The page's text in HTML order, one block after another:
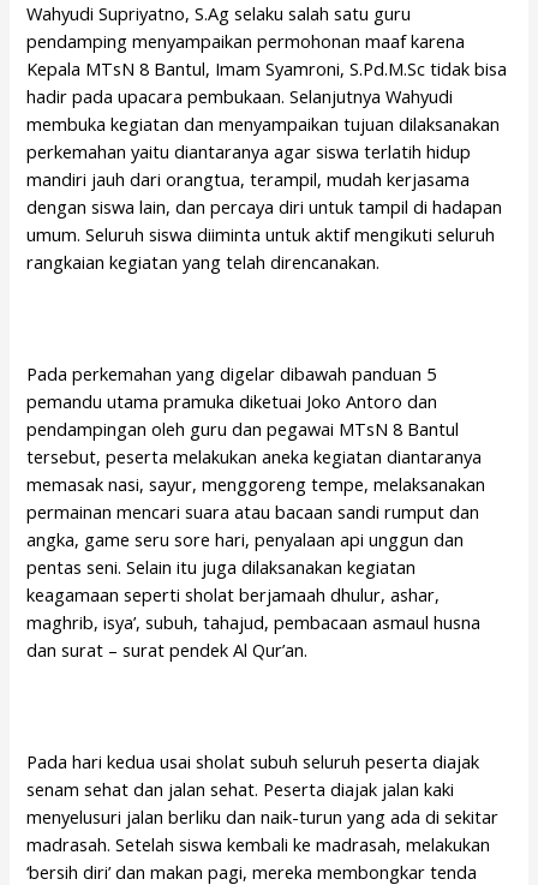
Wahyudi Supriyatno, S.Ag selaku salah satu guru
pendamping menyampaikan permohonan maaf karena
Kepala MTsN 8 Bantul, Imam Syamroni, S.Pd.M.Sc tidak bisa
hadir pada upacara pembukaan. Selanjutnya Wahyudi
membuka kegiatan dan menyampaikan tujuan dilaksanakan
perkemahan yaitu diantaranya agar siswa terlatih hidup
mandiri jauh dari orangtua, terampil, mudah kerjasama
dengan siswa lain, dan percaya diri untuk tampil di hadapan
umum. Seluruh siswa diiminta untuk aktif mengikuti seluruh
rangkaian kegiatan yang telah direncanakan.
Pada perkemahan yang digelar dibawah panduan 5
pemandu utama pramuka diketuai Joko Antoro dan
pendampingan oleh guru dan pegawai MTsN 8 Bantul
tersebut, peserta melakukan aneka kegiatan diantaranya
memasak nasi, sayur, menggoreng tempe, melaksanakan
permainan mencari suara atau bacaan sandi rumput dan
angka, game seru sore hari, penyalaan api unggun dan
pentas seni. Selain itu juga dilaksanakan kegiatan
keagamaan seperti sholat berjamaah dhulur, ashar,
maghrib, isya’, subuh, tahajud, pembacaan asmaul husna
dan surat – surat pendek Al Qur’an.
Pada hari kedua usai sholat subuh seluruh peserta diajak
senam sehat dan jalan sehat. Peserta diajak jalan kaki
menyelusuri jalan berliku dan naik-turun yang ada di sekitar
madrasah. Setelah siswa kembali ke madrasah, melakukan
‘bersih diri’ dan makan pagi, mereka membongkar tenda